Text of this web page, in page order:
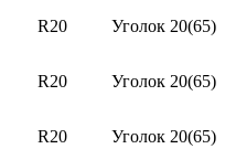
R20 Уголок 20(65)
R20 Уголок 20(65)
R20 Уголок 20(65)